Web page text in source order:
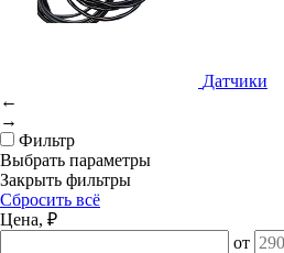
Датчики
←
→
Фильтр
Выбрать параметры
Закрыть фильтры
Сбросить всё
Цена, ₽
от